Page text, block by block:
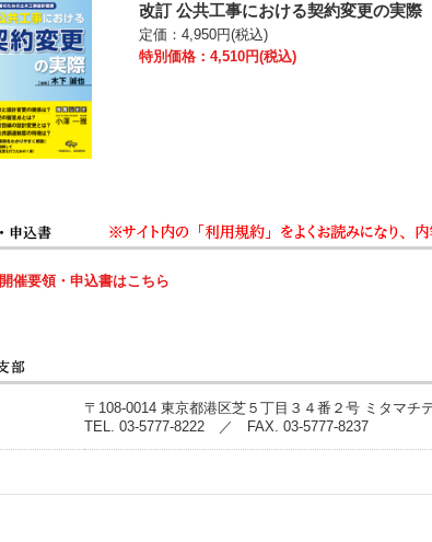
改訂 公共工事における契約変更の実際
定価：4,950円(税込)
特別価格：4,510円(税込)
開催要領・申込書はこちら
〒108-0014 東京都港区芝５丁目３４番２号 ミタマチ
TEL. 03-5777-8222 ／ FAX. 03-5777-8237